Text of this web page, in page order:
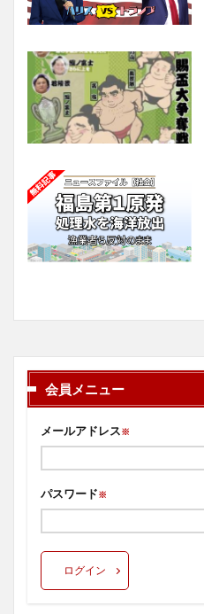
会員メニュー
メールアドレス※
パスワード※
ログイン